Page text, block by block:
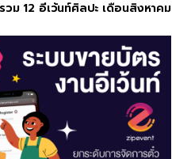
ม 12 อีเว้นท์ศิลปะ เดือนสิงหาคม